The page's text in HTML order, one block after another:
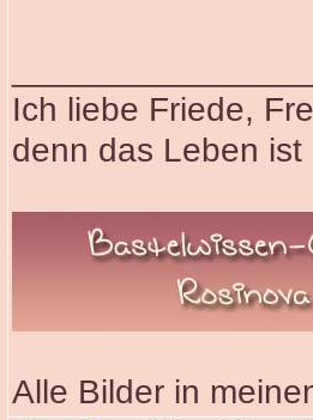
Ich liebe Friede,
denn das Leben
Alle Bilder in